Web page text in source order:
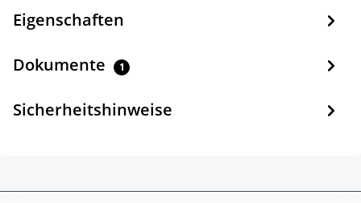
Eigenschaften
Dokumente 1
Sicherheitshinweise